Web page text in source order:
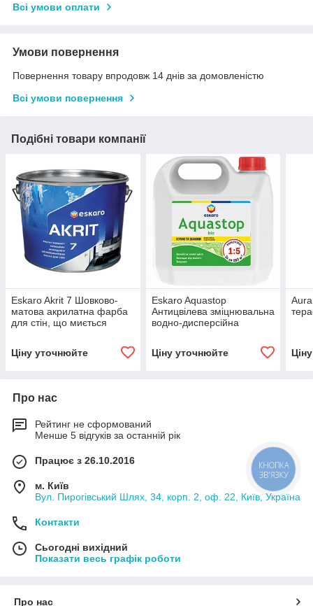
Всі умови оплати
Умови повернення
Повернення товару впродовж 14 днів за домовленістю
Всі умови повернення
Подібні товари компанії
Eskaro Akrit 7 Шовково-
матова акрилатна фарба
для стін, що миється
Ціну уточнюйте
Eskaro Aquastop
Антицвілева зміцнювальна
водно-дисперсійна
Ціну уточнюйте
Про нас
Рейтинг не сформований
Менше 5 відгуків за останній рік
Працює з 26.10.2016
м. Київ
Вул. Пирогівський Шлях, 34, корп. 2, оф. 22, Київ, Україна
Контакти
Сьогодні вихідний
Показати весь графік роботи
Про нас
КНОПКА
ЗВ'ЯЗКУ